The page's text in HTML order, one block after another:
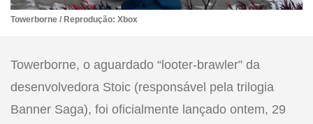
Towerborne / Reprodução: Xbox
Towerborne, o aguardado “looter-brawler” da
desenvolvedora Stoic (responsável pela trilogia
Banner Saga), foi oficialmente lançado ontem, 29